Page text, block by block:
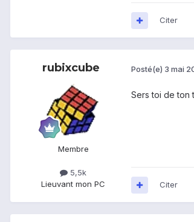
Citer
rubixcube
Membre
5,5k
Lieuvant mon PC
Posté(e) 3 mai
Sers toi de ton
Citer